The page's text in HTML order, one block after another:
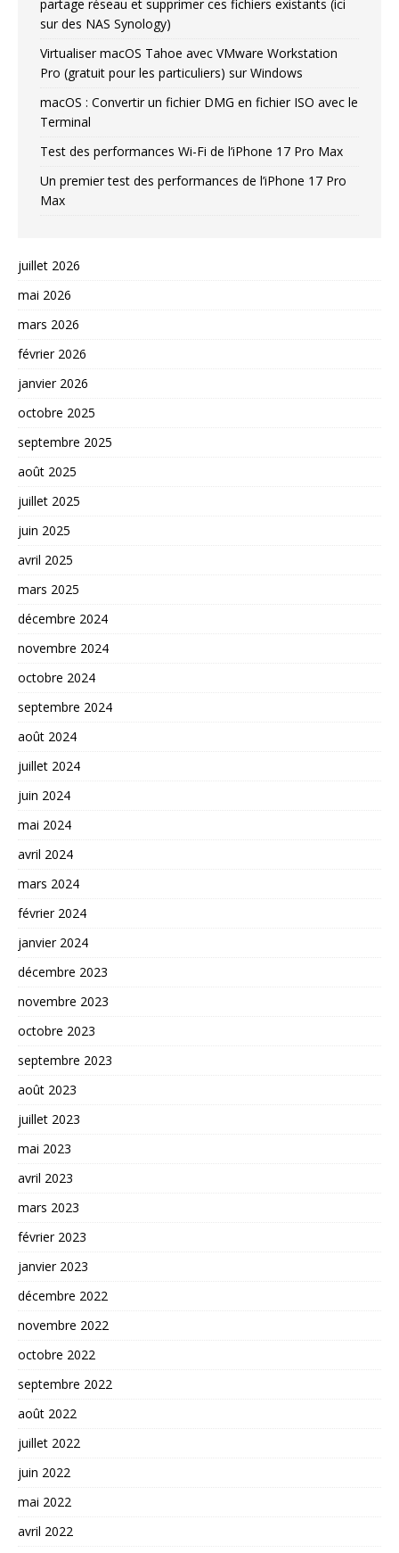
partage réseau et supprimer ces fichiers existants (ici
sur des NAS Synology)
Virtualiser macOS Tahoe avec VMware Workstation
Pro (gratuit pour les particuliers) sur Windows
macOS : Convertir un fichier DMG en fichier ISO avec le
Terminal
Test des performances Wi-Fi de l’iPhone 17 Pro Max
Un premier test des performances de l’iPhone 17 Pro
Max
juillet 2026
mai 2026
mars 2026
février 2026
janvier 2026
octobre 2025
septembre 2025
août 2025
juillet 2025
juin 2025
avril 2025
mars 2025
décembre 2024
novembre 2024
octobre 2024
septembre 2024
août 2024
juillet 2024
juin 2024
mai 2024
avril 2024
mars 2024
février 2024
janvier 2024
décembre 2023
novembre 2023
octobre 2023
septembre 2023
août 2023
juillet 2023
mai 2023
avril 2023
mars 2023
février 2023
janvier 2023
décembre 2022
novembre 2022
octobre 2022
septembre 2022
août 2022
juillet 2022
juin 2022
mai 2022
avril 2022